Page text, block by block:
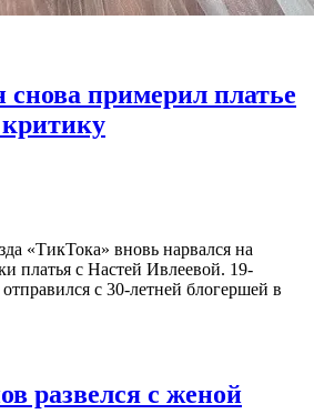
примерил платье
«ТикТока» вновь нарвался на
платья с Настей Ивлеевой. 19-
с 30-летней блогершей в
развелся с женой